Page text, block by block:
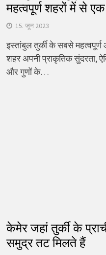
महत्वपूर्ण शहरों में से
15. जून 2023
इस्तांबुल तुर्की के सबसे
शहर अपनी प्राकृतिक सुंदरता,
और गुणों के…
केमेर जहां तुर्की के
समुद्र तट मिलते हैं